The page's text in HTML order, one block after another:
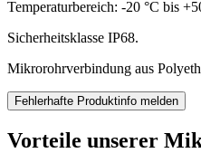
Temperaturbereich: -20 °C bis
Sicherheitsklasse IP68.
Mikrorohrverbindung aus
Fehlerhafte Produktinfo melden
Vorteile unserer